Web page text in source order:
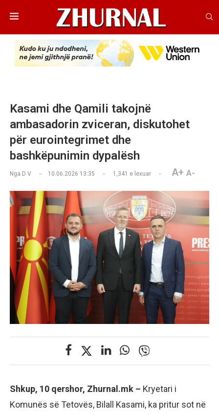
Kasami dhe Qamili takojnë
ambasadorin zviceran, diskutohet
për eurointegrimet dhe
bashkëpunimin dypalësh
Nga D V 10.06.2026 13:35 1,341 e lexuar A+ A-
Shkup, 10 qershor, Zhurnal.mk – Kryetari i
Komunës së Tetovës, Bilall Kasami, ka pritur sot në